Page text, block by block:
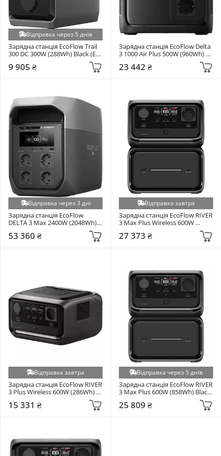
Відправка через 5 днів
Зарядна станція EcoFlow Trail
300 DC 300W (288Wh) Black (EF-
9 905 ₴
Зарядна станція EcoFlow Delta
3 1000 Air Plus 500W (960Wh)
23 442 ₴
Відправка через 3 дні
Зарядна станція EcoFlow
DELTA 3 Max 2400W (2048Wh)
53 360 ₴
Відправка завтра
Зарядна станція EcoFlow RIVER
3 Max Plus Wireless 600W
(858Wh) Black (EFRIVER3MP-
Wireless)
27 373 ₴
Відправка завтра
Зарядна станція EcoFlow RIVER
3 Plus Wireless 600W (286Wh)
Black (EFRIVER3PLUS-W-EU)
15 331 ₴
Відправка через 5 днів
Зарядна станція EcoFlow RIVER
3 Max Plus 600W (858Wh) Black
25 809 ₴